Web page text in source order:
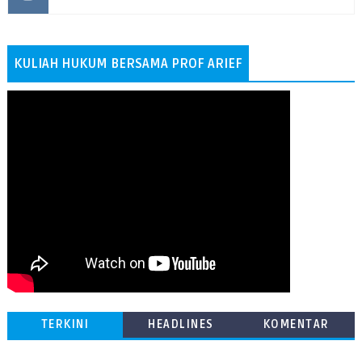
KULIAH HUKUM BERSAMA PROF ARIEF
TERKINI HEADLINES KOMENTAR